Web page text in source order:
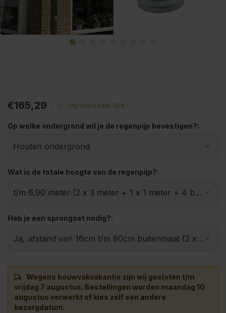
€165,29 Op voorraad: 108
Op welke ondergrond wil je de regenpijp bevestigen?:
Wat is de totale hoogte van de regenpijp?:
Heb je een sprongset nodig?:
Wegens bouwvakvakantie zijn wij gesloten t/m
vrijdag 7 augustus. Bestellingen worden maandag 10
augustus verwerkt of kies zelf een andere
bezorgdatum.